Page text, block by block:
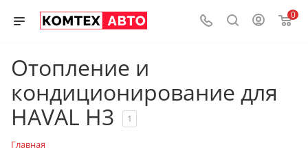
0
Отопление и
кондиционирование для
HAVAL H3
1
Главная